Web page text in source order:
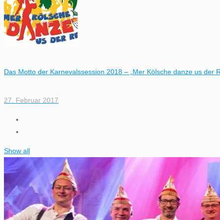
Das Motto der Karnevalssession 2018 – „Mer Kölsche danze us der
27. Februar 2017
Show all